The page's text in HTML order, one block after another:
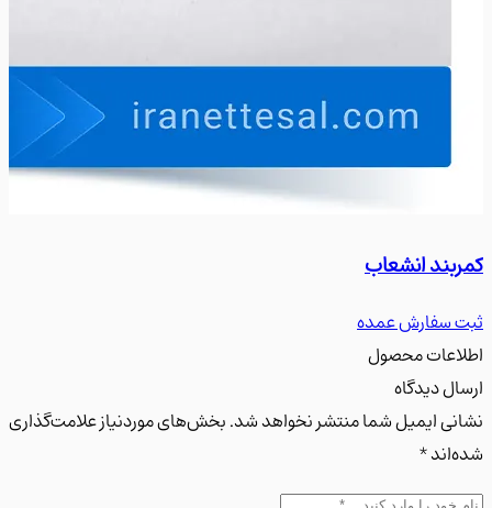
انشعاب
سفارش عمده
محصول
دیدگاه
ایمیل شما منتشر نخواهد شد. بخش‌های موردنیاز علامت‌گذاری
*